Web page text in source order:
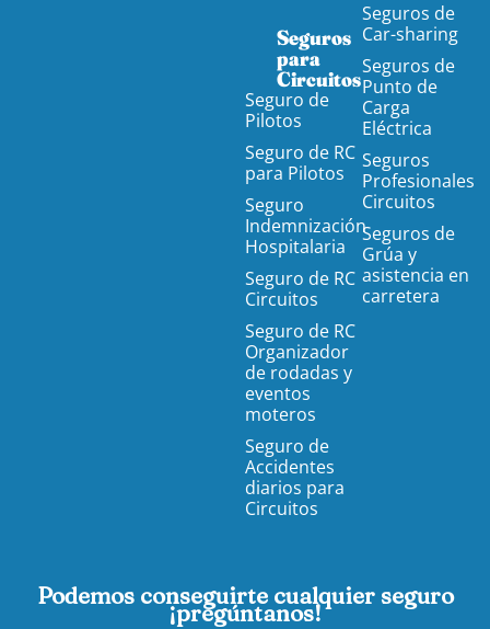
Seguros
para
Circuitos
Seguro de
Pilotos
Seguro de RC
para Pilotos
Seguro
Indemnización
Hospitalaria
Seguro de RC
Circuitos
Seguro de RC
Organizador
de rodadas y
eventos
moteros
Seguro de
Accidentes
diarios para
Circuitos
Seguros de
Car-sharing
Seguros de
Punto de
Carga
Eléctrica
Seguros
Profesionales
Circuitos
Seguros de
Grúa y
asistencia en
carretera
Podemos conseguirte cualquier seguro
¡pregúntanos!